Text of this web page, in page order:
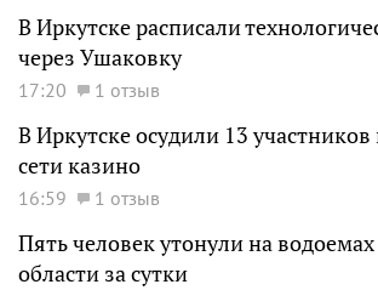
В Иркутске расписали
через Ушаковку
17:20 1 отзыв
В Иркутске осудили 13
сети казино
16:59 1 отзыв
Пять человек утонули на
области за сутки